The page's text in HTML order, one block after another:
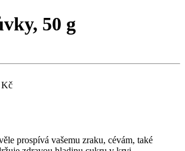
50 g
Kč
prospívá vašemu zraku, cévám, také